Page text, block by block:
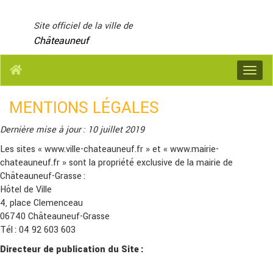
Site officiel de la ville de
Châteauneuf
Menu
MENTIONS LÉGALES
Dernière mise à jour : 10 juillet 2019
Les sites « www.ville-chateauneuf.fr » et « www.mairie-
chateauneuf.fr » sont la propriété exclusive de la mairie de
Châteauneuf-Grasse :
Hôtel de Ville
4, place Clemenceau
06740 Châteauneuf-Grasse
Tél : 04 92 603 603
Directeur de publication du Site :